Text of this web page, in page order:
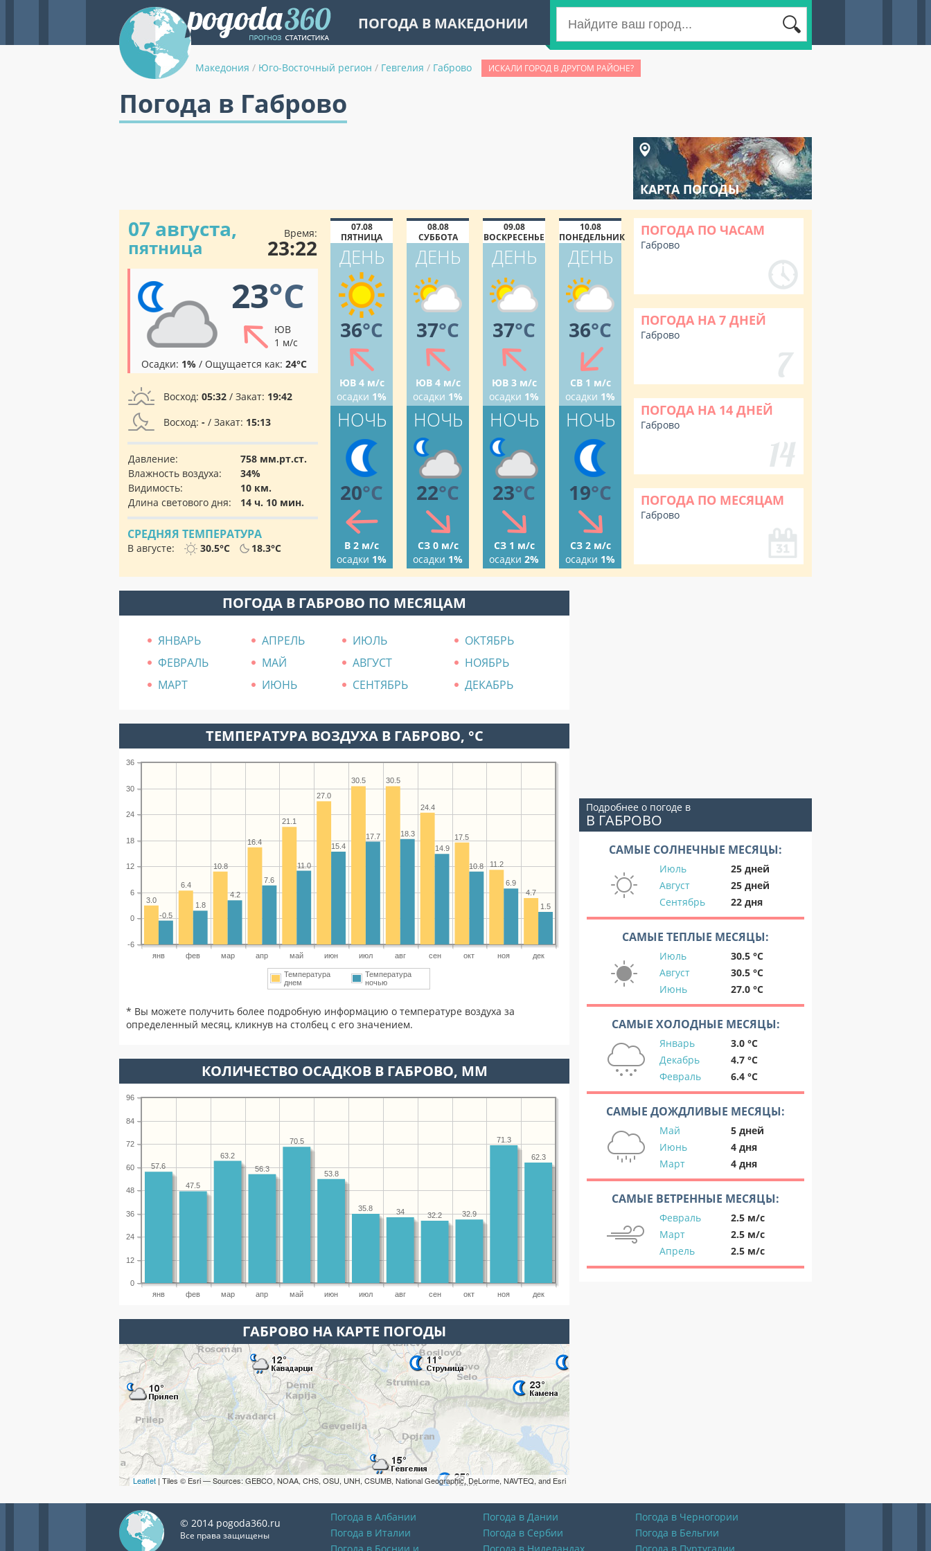
ПОГОДА В МАКЕДОНИИ
Македония / Юго-Восточный регион / Гевгелия / Габрово ИСКАЛИ ГОРОД В ДРУГОМ РАЙОНЕ?
Погода в Габрово
КАРТА ПОГОДЫ
07 августа,
пятница
Время:
23:22
23°C
ЮВ
1 м/с
Осадки: 1% / Ощущается как: 24°C
Восход: 05:32 / Закат: 19:42
Восход: - / Закат: 15:13
Давление:
758 мм.рт.ст.
Влажность воздуха:
34%
Видимость:
10 км.
Длина светового дня:
14 ч. 10 мин.
СРЕДНЯЯ ТЕМПЕРАТУРА
В августе: 30.5°C 18.3°C
07.08
ПЯТНИЦА
ДЕНЬ
36°C
ЮВ 4 м/с
осадки 1%
НОЧЬ
20°C
В 2 м/с
осадки 1%
08.08
СУББОТА
ДЕНЬ
37°C
ЮВ 4 м/с
осадки 1%
НОЧЬ
22°C
СЗ 0 м/с
осадки 1%
09.08
ВОСКРЕСЕНЬЕ
ДЕНЬ
37°C
ЮВ 3 м/с
осадки 1%
НОЧЬ
23°C
СЗ 1 м/с
осадки 2%
10.08
ПОНЕДЕЛЬНИК
ДЕНЬ
36°C
СВ 1 м/с
осадки 1%
НОЧЬ
19°C
СЗ 2 м/с
осадки 1%
ПОГОДА ПО ЧАСАМ
Габрово
ПОГОДА НА 7 ДНЕЙ
Габрово
ПОГОДА НА 14 ДНЕЙ
Габрово
ПОГОДА ПО МЕСЯЦАМ
Габрово
ПОГОДА В ГАБРОВО ПО МЕСЯЦАМ
ЯНВАРЬ АПРЕЛЬ ИЮЛЬ
ОКТЯБРЬ
ФЕВРАЛЬ
МАЙ АВГУСТ
НОЯБРЬ
МАРТ
ИЮНЬ СЕНТЯБРЬ ДЕКАБРЬ
ТЕМПЕРАТУРА ВОЗДУХА В ГАБРОВО, °C
янв фев мар апр май июн июл авг сен окт ноя дек
-6
0
6
12
18
24
30
36
4.7
11.2
17.5
24.4
30.5
30.5
27.0
21.1
16.4
10.8
6.4
3.0
1.5
6.9
10.8
14.9
18.3
17.7
15.4
11.0
7.6
4.2
1.8
-0.5
Температура
днем
Температура
ночью
* Вы можете получить более подробную информацию о температуре воздуха за
определенный месяц, кликнув на столбец с его значением.
КОЛИЧЕСТВО ОСАДКОВ В ГАБРОВО, ММ
янв фев мар апр май июн июл авг сен окт ноя дек
0
12
24
36
48
60
72
84
96
62.3
71.3
32.9
32.2
34
35.8
53.8
70.5
56.3
63.2
47.5
57.6
ГАБРОВО НА КАРТЕ ПОГОДЫ
Leaflet | Tiles © Esri — Sources: GEBCO, NOAA, CHS, OSU, UNH, CSUMB, National Geographic, DeLorme, NAVTEQ, and Esri
Подробнее о погоде в
В ГАБРОВО
САМЫЕ СОЛНЕЧНЫЕ МЕСЯЦЫ:
Июль
25 дней
Август
25 дней
Сентябрь
22 дня
САМЫЕ ТЕПЛЫЕ МЕСЯЦЫ:
Июль
30.5 °C
Август
30.5 °C
Июнь
27.0 °C
САМЫЕ ХОЛОДНЫЕ МЕСЯЦЫ:
Январь
3.0 °C
Декабрь
4.7 °C
Февраль
6.4 °C
САМЫЕ ДОЖДЛИВЫЕ МЕСЯЦЫ:
Май
5 дней
Июнь
4 дня
Март
4 дня
САМЫЕ ВЕТРЕННЫЕ МЕСЯЦЫ:
Февраль
2.5 м/с
Март
2.5 м/с
Апрель
2.5 м/с
© 2014 pogoda360.ru
Все права защищены
Погода в Албании Погода в Дании
Погода в Черногории
Погода в Италии
Погода в Сербии
Погода в Бельгии